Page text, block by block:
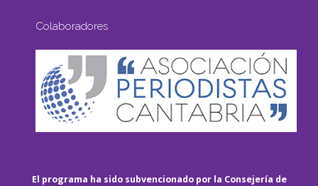
Colaboradores
El programa ha sido subvencionado por la Consejería de